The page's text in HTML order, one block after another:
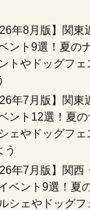
年8月版】関東
ント9選！夏の
トやドッグフェ
年7月版】関東
ント12選！夏の
ェやドッグフェ
う
年7月版】関西
ベント9選！夏
シェやドッグフ